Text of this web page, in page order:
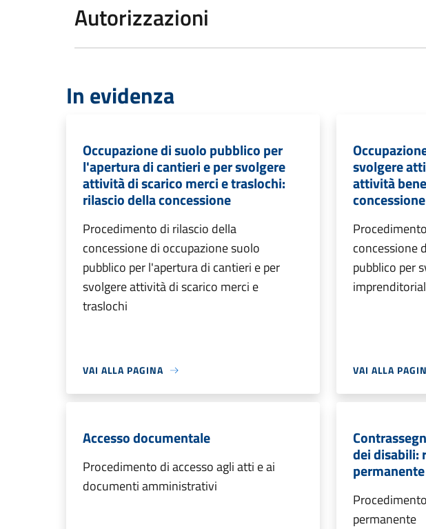
Autorizzazioni
In evidenza
Occupazione di suolo pubblico per
l'apertura di cantieri e per svolgere
attività di scarico merci e traslochi:
rilascio della concessione
Procedimento di rilascio della
concessione di occupazione suolo
pubblico per l'apertura di cantieri e per
svolgere attività di scarico merci e
traslochi
VAI ALLA PAGINA
svolgere
attività
concessione
concessione
pubblico per
VAI ALLA
Accesso documentale
Procedimento di accesso agli atti e ai
documenti amministrativi
dei disabili:
permanente
permanente